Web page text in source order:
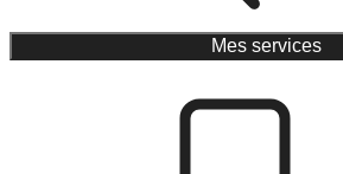
Mes services